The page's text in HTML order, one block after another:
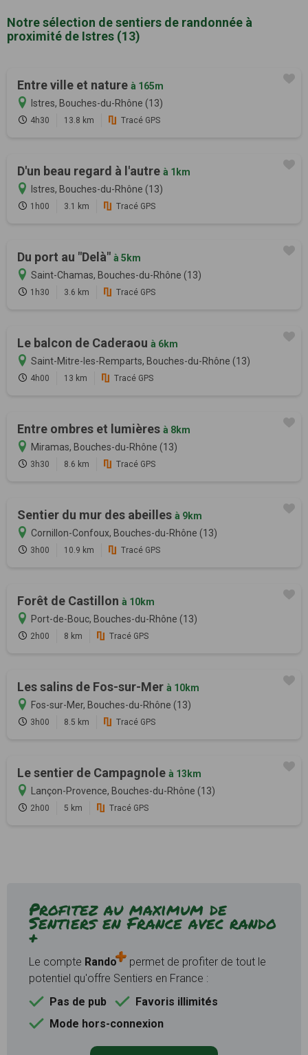
Notre sélection de sentiers de randonnée à
proximité de Istres (13)
Entre ville et nature à 165m
Istres, Bouches-du-Rhône (13)
4h30 13.8 km Tracé GPS
D'un beau regard à l'autre à 1km
Istres, Bouches-du-Rhône (13)
1h00 3.1 km Tracé GPS
Du port au "Delà" à 5km
Saint-Chamas, Bouches-du-Rhône (13)
1h30 3.6 km Tracé GPS
Le balcon de Caderaou à 6km
Saint-Mitre-les-Remparts, Bouches-du-Rhône (13)
4h00 13 km Tracé GPS
Entre ombres et lumières à 8km
Miramas, Bouches-du-Rhône (13)
3h30 8.6 km Tracé GPS
Sentier du mur des abeilles à 9km
Cornillon-Confoux, Bouches-du-Rhône (13)
3h00 10.9 km Tracé GPS
Forêt de Castillon à 10km
Port-de-Bouc, Bouches-du-Rhône (13)
2h00 8 km Tracé GPS
Les salins de Fos-sur-Mer à 10km
Fos-sur-Mer, Bouches-du-Rhône (13)
3h00 8.5 km Tracé GPS
Le sentier de Campagnole à 13km
Lançon-Provence, Bouches-du-Rhône (13)
2h00 5 km Tracé GPS
Profitez au maximum de
Sentiers en France avec rando
+
Le compte Rando
permet de profiter de tout le
potentiel qu'offre Sentiers en France :
Pas de pub
Favoris illimités
Mode hors-connexion